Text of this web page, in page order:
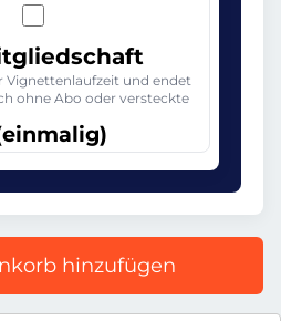
Vignettenlaufzeit und endet
ohne Abo oder versteckte
hinzufügen